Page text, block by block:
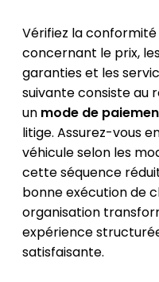
Vérifiez la
concernant le prix,
garanties et les
suivante consiste au
un mode de
litige. Assurez-vous
véhicule selon les
cette séquence
bonne exécution de
organisation
expérience
satisfaisante.